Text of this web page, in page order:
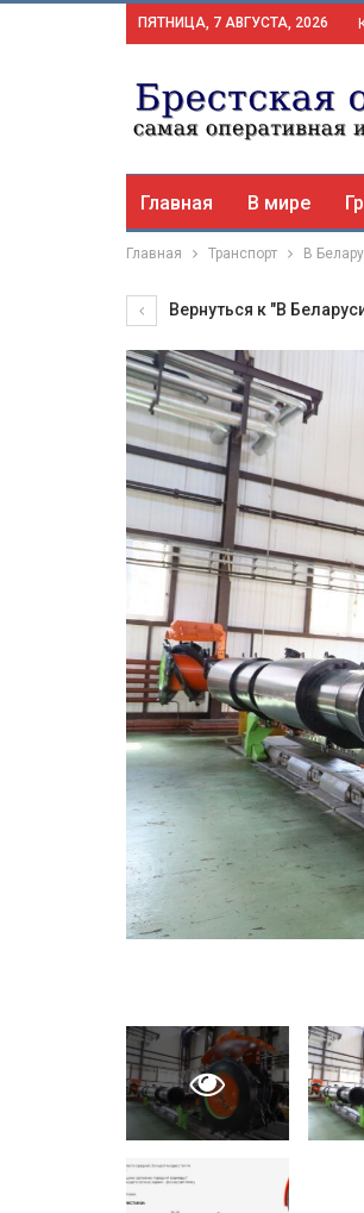
ПЯТНИЦА, 7 АВГУСТА, 2026
Главная В мире
Главная Транспорт В
Вернуться к "В